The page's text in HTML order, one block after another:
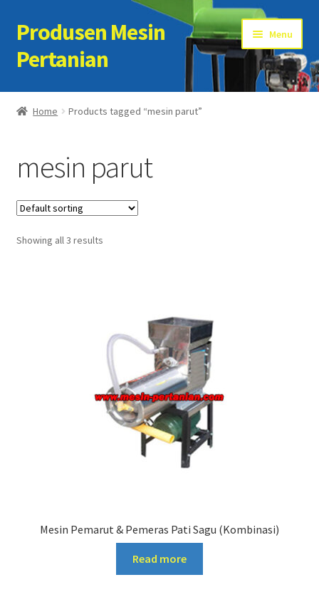
Skip
to
navigation
Skip
to
content
Produsen Mesin
Pertanian
Menu
Home
Cart
Checkout
Kontak Kami
Home Products tagged “mesin parut”
mesin parut
Showing all 3 results
Mesin Pemarut & Pemeras Pati Sagu (Kombinasi)
Read more